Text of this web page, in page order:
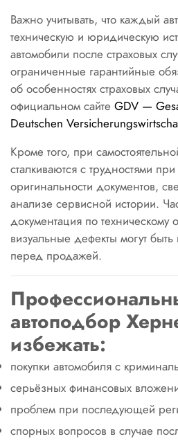
Важно учитывать, что каждый
техническую и юридическую
автомобили после страховых
ограниченные гарантийные
об особенностях страховых
официальном сайте GDV —
Deutschen
Кроме того, при
сталкиваются с трудностями
оригинальности документов,
анализе сервисной истории.
документация по
визуальные дефекты могут
перед продажей.
автоподбор
избежать:
покупки автомобиля с
серьёзных финансовых
проблем при последующей
спорных вопросов в случае